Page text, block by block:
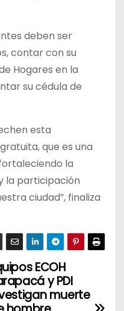
deben ser
contar con su
Hogares en la
su cédula de
esta
que es una
la
la participación
ciudad”, finaliza
ECOH
y PDI
muerte